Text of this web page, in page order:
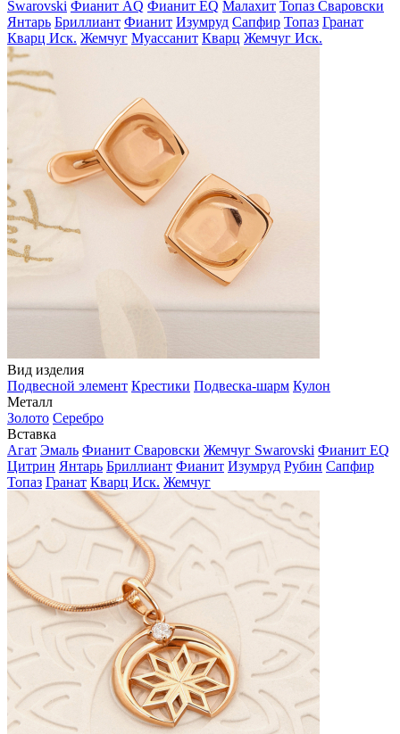
Swarovski Фианит AQ Фианит EQ Малахит Топаз Сваровски
Янтарь Бриллиант Фианит Изумруд Сапфир Топаз Гранат
Кварц Иск. Жемчуг Муассанит Кварц Жемчуг Иск.
Вид изделия
Подвесной элемент Крестики Подвеска-шарм Кулон
Металл
Золото Серебро
Вставка
Агат Эмаль Фианит Сваровски Жемчуг Swarovski Фианит EQ
Цитрин Янтарь Бриллиант Фианит Изумруд Рубин Сапфир
Топаз Гранат Кварц Иск. Жемчуг